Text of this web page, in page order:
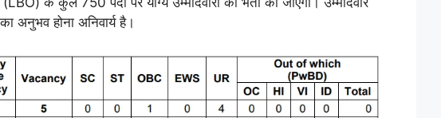
अनुभव होना अनिवार्य है।